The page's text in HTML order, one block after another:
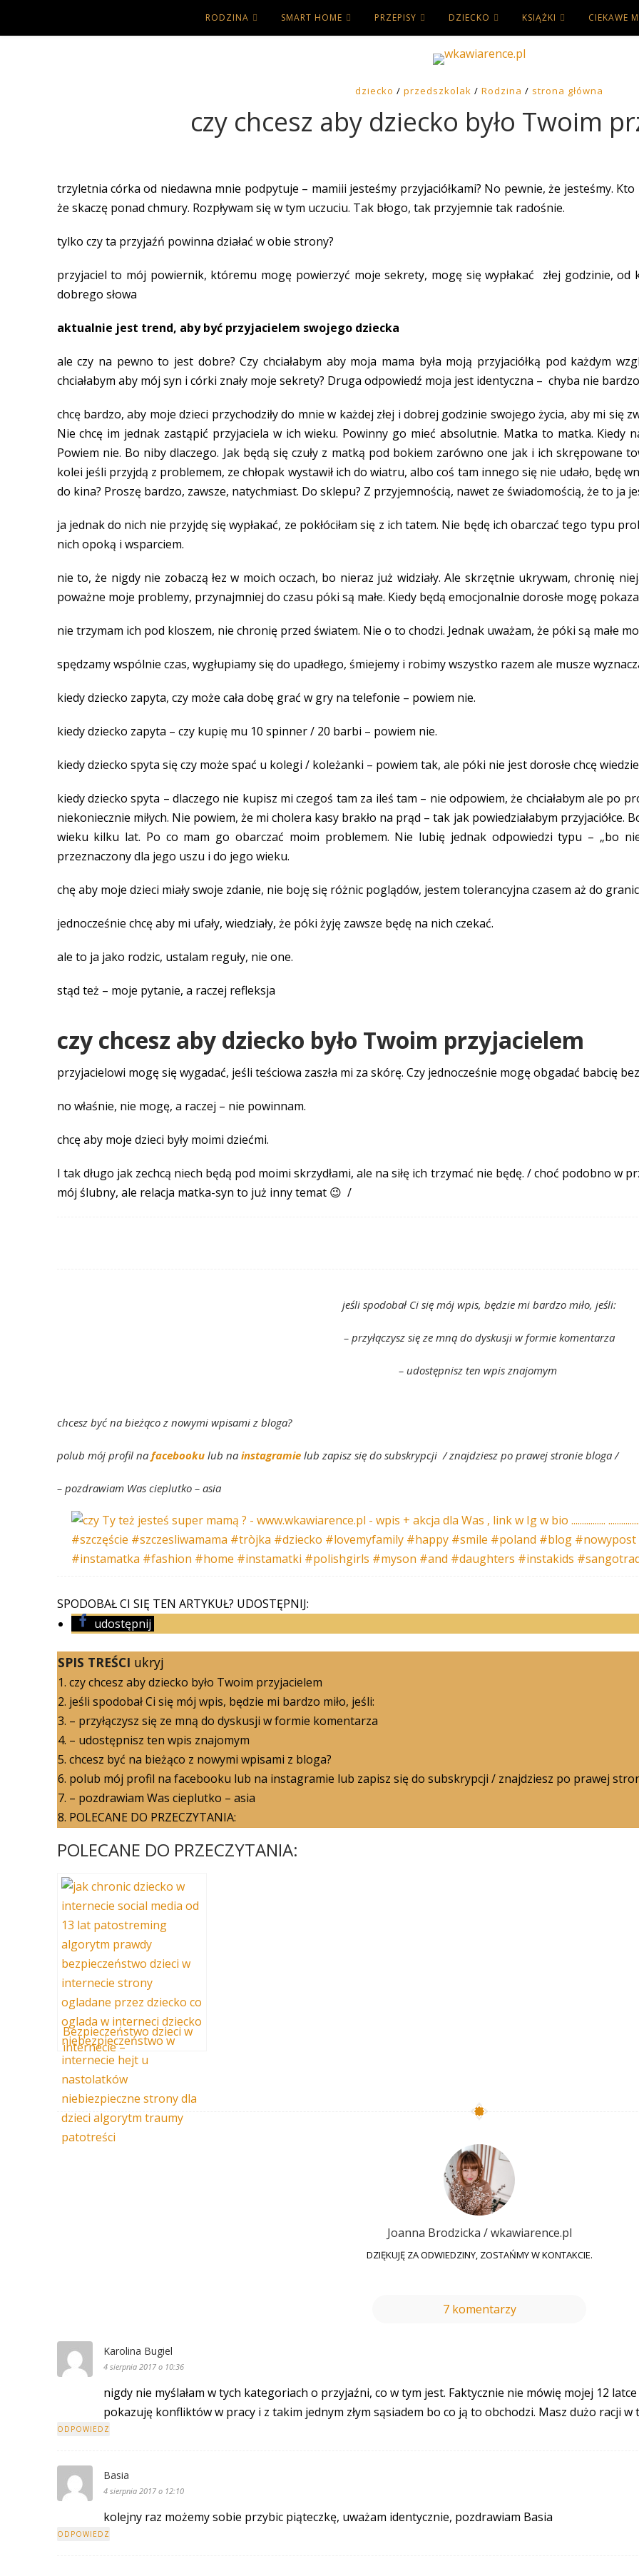
RODZINA SMART HOME PRZEPISY DZIECKO KSIĄŻKI CIEKAWE
dziecko / przedszkolak / Rodzina / strona główna
czy chcesz aby dziecko było Twoim
trzyletnia córka od niedawna mnie podpytuje – mamiii jesteśmy przyjaciółkami? No pewnie, że jesteśmy.
że skaczę ponad chmury. Rozpływam się w tym uczuciu. Tak błogo, tak przyjemnie tak radośnie.
tylko czy ta przyjaźń powinna działać w obie strony?
przyjaciel to mój powiernik, któremu mogę powierzyć moje sekrety, mogę się wypłakać złej godzinie,
dobrego słowa
aktualnie jest trend, aby być przyjacielem swojego dziecka
ale czy na pewno to jest dobre? Czy chciałabym aby moja mama była moją przyjaciółką pod każdym
chciałabym aby mój syn i córki znały moje sekrety? Druga odpowiedź moja jest identyczna – chyba nie
chcę bardzo, aby moje dzieci przychodziły do mnie w każdej złej i dobrej godzinie swojego życia, aby mi się
Nie chcę im jednak zastąpić przyjaciela w ich wieku. Powinny go mieć absolutnie. Matka to matka. Kiedy
Powiem nie. Bo niby dlaczego. Jak będą się czuły z matką pod bokiem zarówno one jak i ich skrępowane
kolei jeśli przyjdą z problemem, ze chłopak wystawił ich do wiatru, albo coś tam innego się nie udało, będę
do kina? Proszę bardzo, zawsze, natychmiast. Do sklepu? Z przyjemnością, nawet ze świadomością, że to ja
ja jednak do nich nie przyjdę się wypłakać, ze pokłóciłam się z ich tatem. Nie będę ich obarczać tego typu
nich opoką i wsparciem.
nie to, że nigdy nie zobaczą łez w moich oczach, bo nieraz już widziały. Ale skrzętnie ukrywam, chronię
poważne moje problemy, przynajmniej do czasu póki są małe. Kiedy będą emocjonalnie dorosłe mogę
nie trzymam ich pod kloszem, nie chronię przed światem. Nie o to chodzi. Jednak uważam, że póki są małe
spędzamy wspólnie czas, wygłupiamy się do upadłego, śmiejemy i robimy wszystko razem ale musze
kiedy dziecko zapyta, czy może cała dobę grać w gry na telefonie – powiem nie.
kiedy dziecko zapyta – czy kupię mu 10 spinner / 20 barbi – powiem nie.
kiedy dziecko spyta się czy może spać u kolegi / koleżanki – powiem tak, ale póki nie jest dorosłe chcę
kiedy dziecko spyta – dlaczego nie kupisz mi czegoś tam za ileś tam – nie odpowiem, że chciałabym ale po
niekoniecznie miłych. Nie powiem, że mi cholera kasy brakło na prąd – tak jak powiedziałabym przyjaciółce.
wieku kilku lat. Po co mam go obarczać moim problemem. Nie lubię jednak odpowiedzi typu – „bo
przeznaczony dla jego uszu i do jego wieku.
chę aby moje dzieci miały swoje zdanie, nie boję się różnic poglądów, jestem tolerancyjna czasem aż do
jednocześnie chcę aby mi ufały, wiedziały, że póki żyję zawsze będę na nich czekać.
ale to ja jako rodzic, ustalam reguły, nie one.
stąd też – moje pytanie, a raczej refleksja
czy chcesz aby dziecko było Twoim przyjacielem
przyjacielowi mogę się wygadać, jeśli teściowa zaszła mi za skórę. Czy jednocześnie mogę obgadać babcię
no właśnie, nie mogę, a raczej – nie powinnam.
chcę aby moje dzieci były moimi dziećmi.
I tak długo jak zechcą niech będą pod moimi skrzydłami, ale na siłę ich trzymać nie będę. / choć podobno w
mój ślubny, ale relacja matka-syn to już inny temat 😉 /
jeśli spodobał Ci się mój wpis, będzie mi bardzo miło, jeśli:
– przyłączysz się ze mną do dyskusji w formie komentarza
– udostępnisz ten wpis znajomym
chcesz być na bieżąco z nowymi wpisami z bloga?
polub mój profil na facebooku lub na instagramie lub zapisz się do subskrypcji / znajdziesz po prawej stronie bloga /
– pozdrawiam Was cieplutko – asia
SPODOBAŁ CI SIĘ TEN ARTYKUŁ? UDOSTĘPNIJ:
udostępnij
SPIS TREŚCI ukryj
1. czy chcesz aby dziecko było Twoim przyjacielem
2. jeśli spodobał Ci się mój wpis, będzie mi bardzo miło, jeśli:
3. – przyłączysz się ze mną do dyskusji w formie komentarza
4. – udostępnisz ten wpis znajomym
5. chcesz być na bieżąco z nowymi wpisami z bloga?
6. polub mój profil na facebooku lub na instagramie lub zapisz się do subskrypcji / znajdziesz po prawej
7. – pozdrawiam Was cieplutko – asia
8. POLECANE DO PRZECZYTANIA:
POLECANE DO PRZECZYTANIA:
Bezpieczeństwo dzieci w
internecie –
patostreaming, algorytm
traumy i ukryte
zagrożenia
Joanna Brodzicka / wkawiarence.pl
DZIĘKUJĘ ZA ODWIEDZINY, ZOSTAŃMY W KONTAKCIE.
7 komentarzy
Karolina Bugiel
4 sierpnia 2017 o 10:36
nigdy nie myślałam w tych kategoriach o przyjaźni, co w tym jest. Faktycznie nie mówię mojej 12
pokazuję konfliktów w pracy i z takim jednym złym sąsiadem bo co ją to obchodzi. Masz dużo racji w
ODPOWIEDZ
Basia
4 sierpnia 2017 o 12:10
kolejny raz możemy sobie przybic piąteczkę, uważam identycznie, pozdrawiam Basia
ODPOWIEDZ